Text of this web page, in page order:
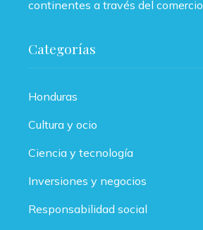
continentes a través del comercio
Categorías
Honduras
Cultura y ocio
Ciencia y tecnología
Inversiones y negocios
Responsabilidad social